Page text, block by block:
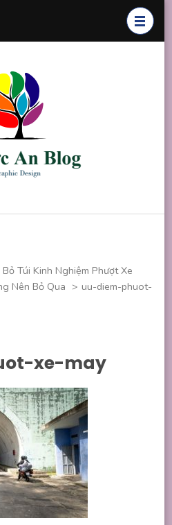
Bỏ Túi Kinh Nghiệm Phượt Xe
Nên Bỏ Qua > uu-diem-phuot-
xe-may